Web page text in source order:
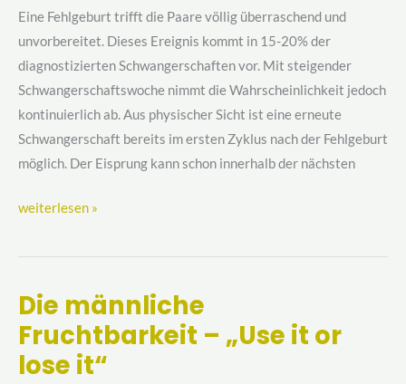
Eine Fehlgeburt trifft die Paare völlig überraschend und
unvorbereitet. Dieses Ereignis kommt in 15-20% der
diagnostizierten Schwangerschaften vor. Mit steigender
Schwangerschaftswoche nimmt die Wahrscheinlichkeit jedoch
kontinuierlich ab. Aus physischer Sicht ist eine erneute
Schwangerschaft bereits im ersten Zyklus nach der Fehlgeburt
möglich. Der Eisprung kann schon innerhalb der nächsten
Fehlgeburt
weiterlesen »
Die männliche
Fruchtbarkeit – „Use it or
lose it“
Die
männliche
Fruchtbarkeit
–